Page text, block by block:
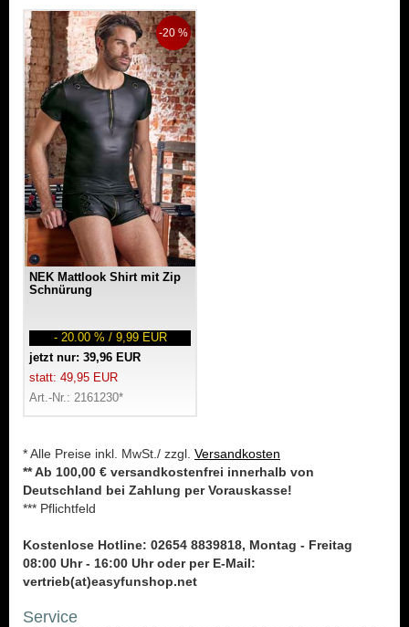
-20 %
NEK Mattlook Shirt mit Zip
Schnürung
- 20.00 % / 9,99 EUR
jetzt nur: 39,96 EUR
statt: 49,95 EUR
Art.-Nr.: 2161230*
* Alle Preise inkl. MwSt./ zzgl. Versandkosten
** Ab 100,00 € versandkostenfrei innerhalb von
Deutschland bei Zahlung per Vorauskasse!
*** Pflichtfeld
Kostenlose Hotline: 02654 8839818, Montag - Freitag
08:00 Uhr - 16:00 Uhr oder per E-Mail:
vertrieb(at)easyfunshop.net
Service